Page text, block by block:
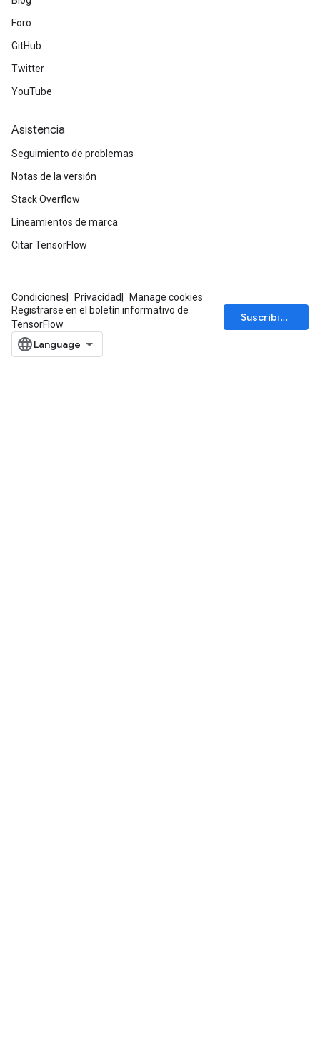
Foro
GitHub
Twitter
YouTube
Asistencia
Seguimiento de problemas
Notas de la versión
Stack Overflow
Lineamientos de marca
Citar TensorFlow
Condiciones Privacidad
Manage cookies
Registrarse en el boletín informativo de
TensorFlow
Suscribirse